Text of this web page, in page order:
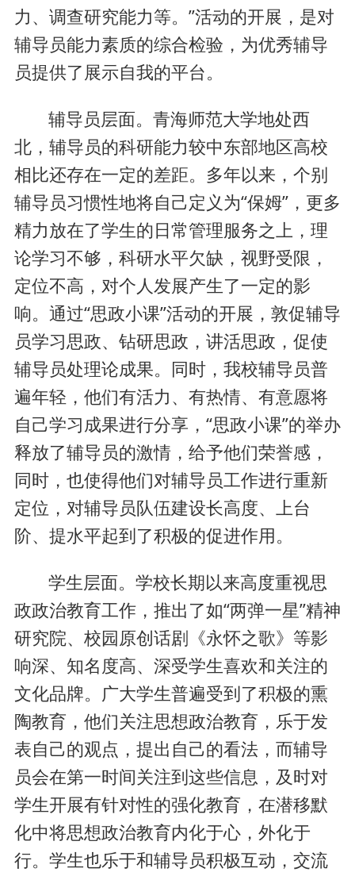
力、调查研究能力等。”活动的开展，是对
辅导员能力素质的综合检验，为优秀辅导
员提供了展示自我的平台。
辅导员层面。青海师范大学地处西
北，辅导员的科研能力较中东部地区高校
相比还存在一定的差距。多年以来，个别
辅导员习惯性地将自己定义为“保姆”，更多
精力放在了学生的日常管理服务之上，理
论学习不够，科研水平欠缺，视野受限，
定位不高，对个人发展产生了一定的影
响。通过“思政小课”活动的开展，敦促辅导
员学习思政、钻研思政，讲活思政，促使
辅导员处理论成果。同时，我校辅导员普
遍年轻，他们有活力、有热情、有意愿将
自己学习成果进行分享，“思政小课”的举办
释放了辅导员的激情，给予他们荣誉感，
同时，也使得他们对辅导员工作进行重新
定位，对辅导员队伍建设长高度、上台
阶、提水平起到了积极的促进作用。
学生层面。学校长期以来高度重视思
政政治教育工作，推出了如“两弹一星”精神
研究院、校园原创话剧《永怀之歌》等影
响深、知名度高、深受学生喜欢和关注的
文化品牌。广大学生普遍受到了积极的熏
陶教育，他们关注思想政治教育，乐于发
表自己的观点，提出自己的看法，而辅导
员会在第一时间关注到这些信息，及时对
学生开展有针对性的强化教育，在潜移默
化中将思想政治教育内化于心，外化于
行。学生也乐于和辅导员积极互动，交流